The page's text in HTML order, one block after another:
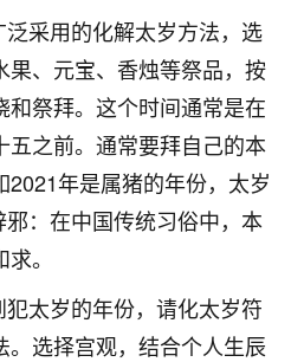
采用的化解太岁方法，选
果、元宝、香烛等祭品，按
和祭拜。这个时间通常是在
五之前。通常要拜自己的本
年是属猪的年份，太岁
：在中国传统习俗中，本
。
太岁的年份，请化太岁符
。选择宫观，结合个人生辰
，也听老师建议，处理了一些因
身体比以前好多，主要是心情好
，现在深有体会了。
跟老师聊过之后，最大的感
会变好，万般皆是命，半点
有没有人给个联系方式的啊？